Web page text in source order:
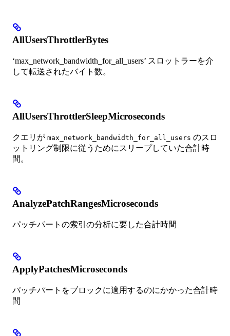
AllUsersThrottlerBytes
‘max_network_bandwidth_for_all_users’ スロットラーを介
して転送されたバイト数。
AllUsersThrottlerSleepMicroseconds
クエリが max_network_bandwidth_for_all_users のスロ
ットリング制限に従うためにスリープしていた合計時
間。
AnalyzePatchRangesMicroseconds
パッチパートの索引の分析に要した合計時間
ApplyPatchesMicroseconds
パッチパートをブロックに適用するのにかかった合計時
間